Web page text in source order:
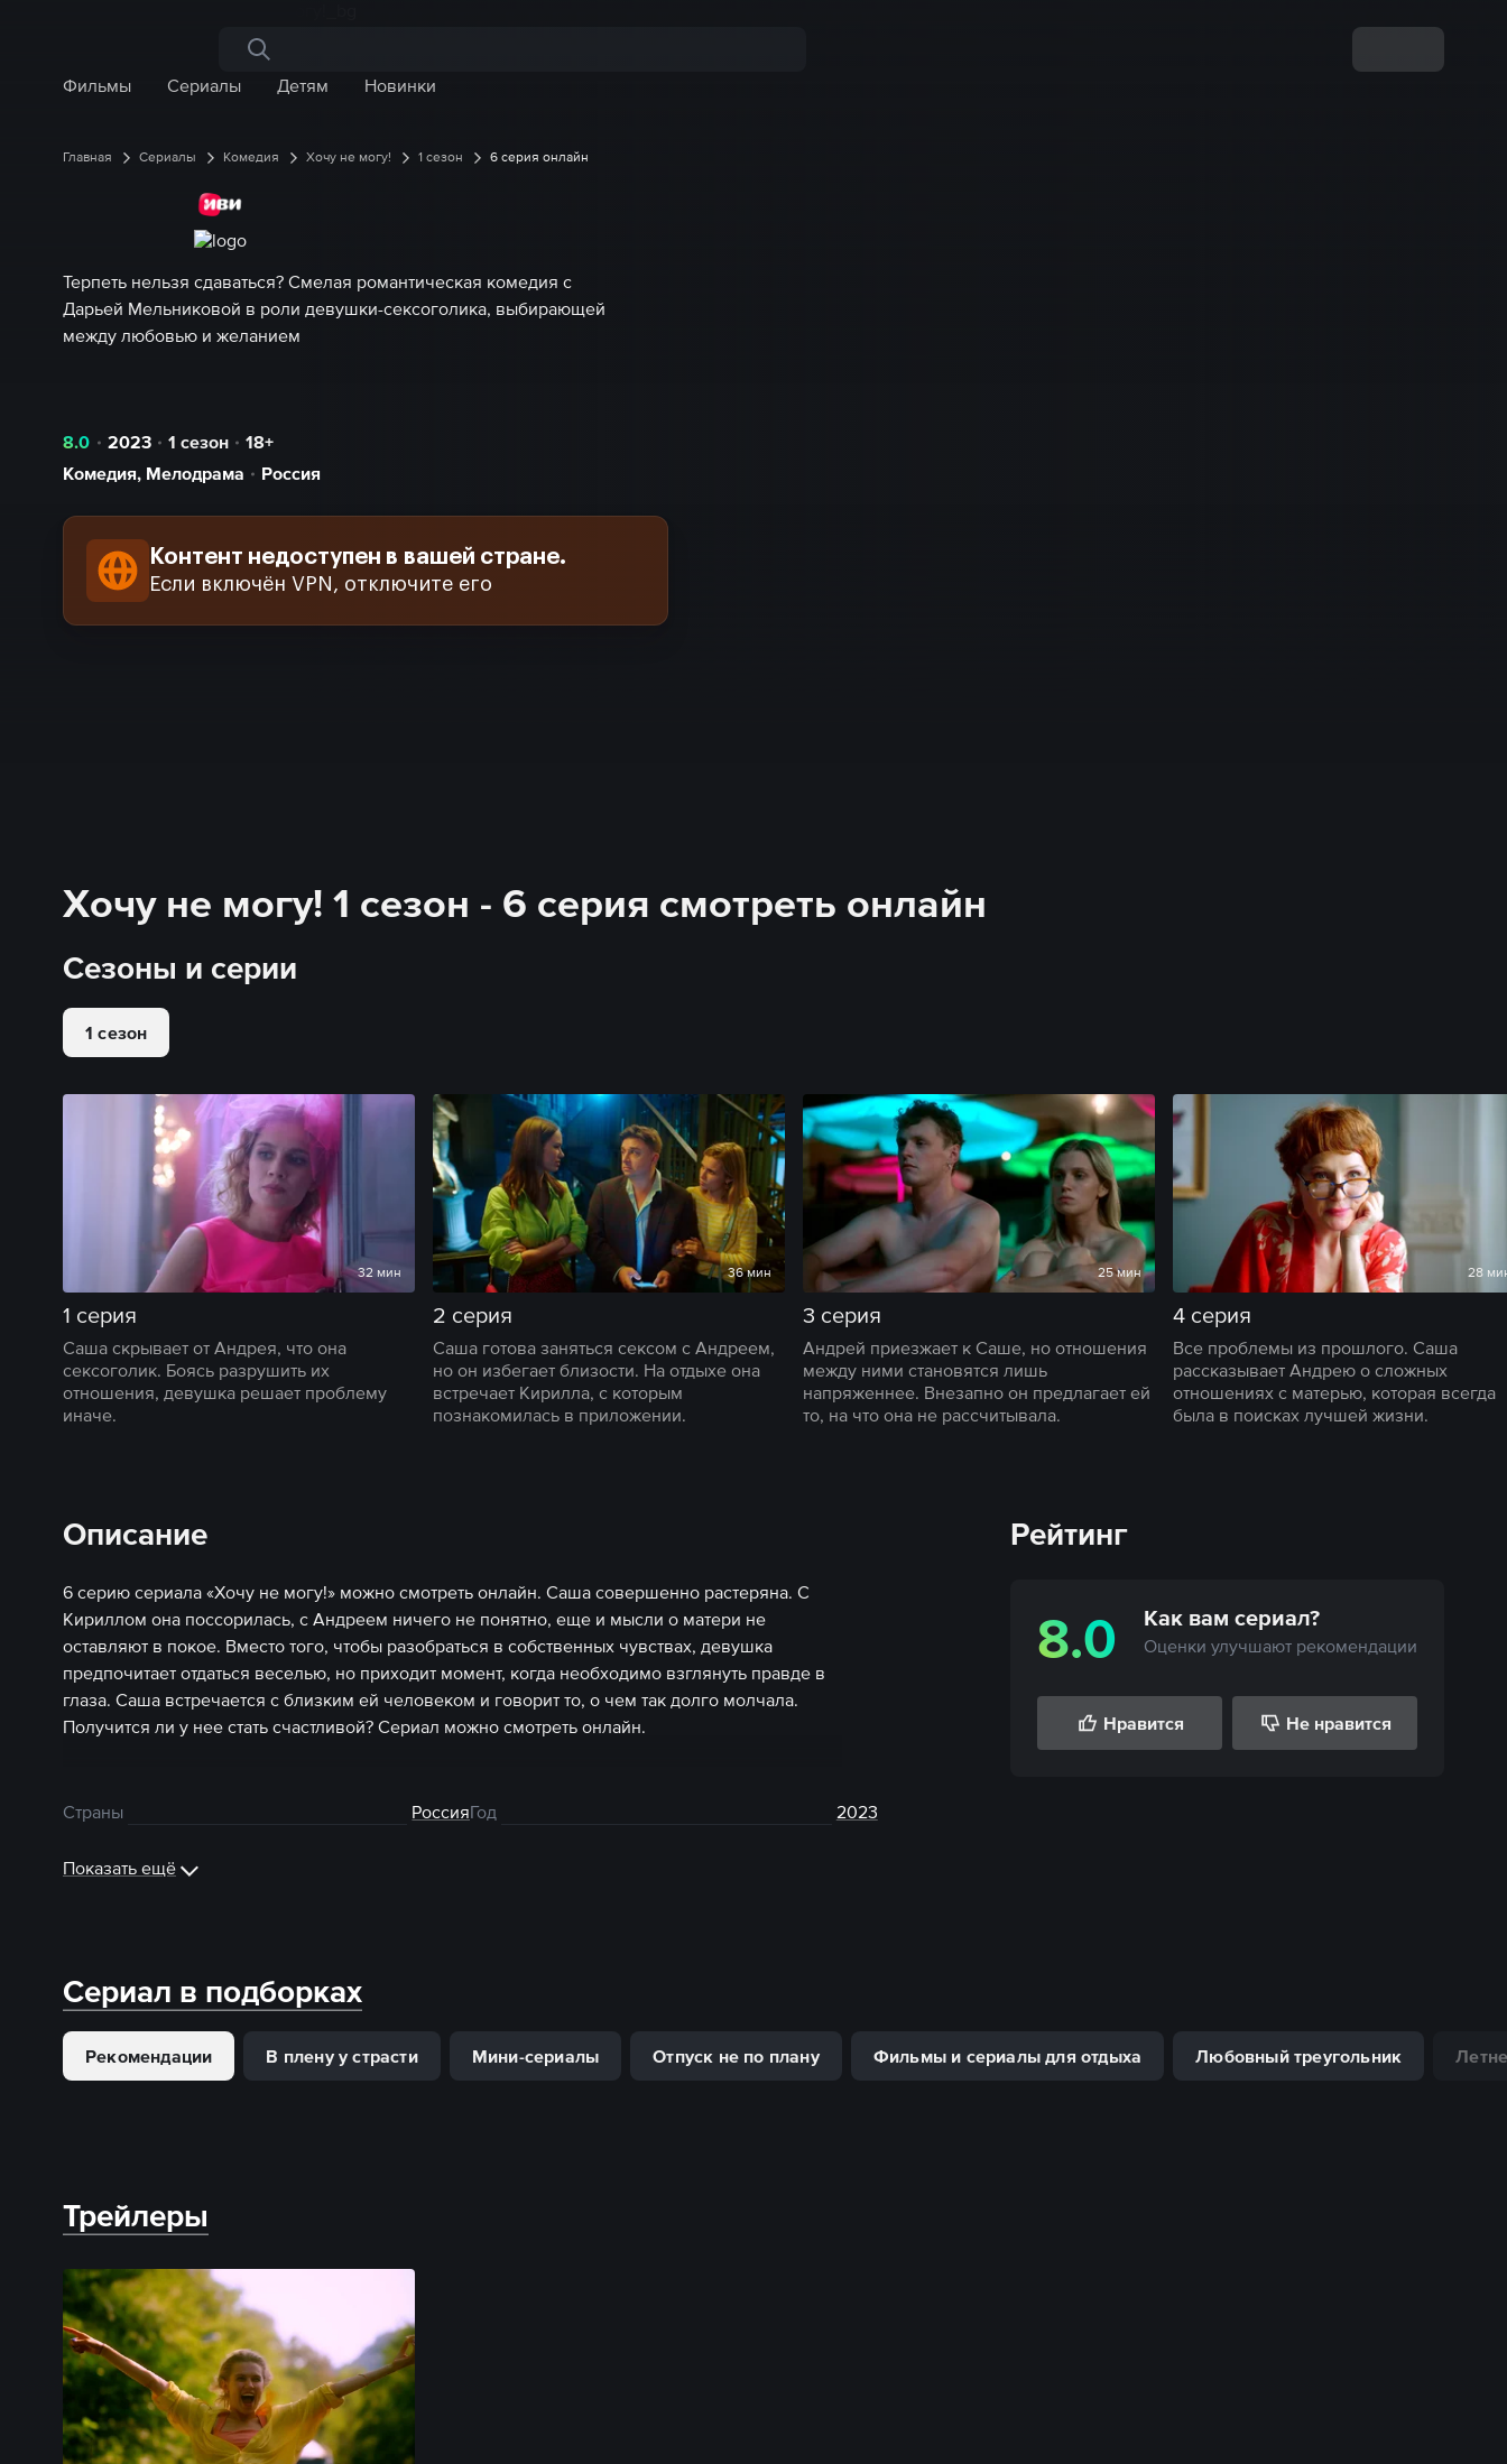
Поиск по сайту
Фильмы
Сериалы Детям Новинки
Главная Сериалы Комедия Хочу не могу! 1 сезон 6 серия онлайн
Терпеть нельзя сдаваться? Смелая романтическая комедия с
Дарьей Мельниковой в роли девушки-сексоголика, выбирающей
между любовью и желанием
8.0 2023 1 сезон
18+
Комедия, Мелодрама Россия
Контент недоступен в вашей стране.
Если включён VPN, отключите его
Хочу не могу! 1 сезон - 6 серия смотреть онлайн
Сезоны и серии
1 сезон
32 мин
1 серия
Саша скрывает от Андрея, что она
сексоголик. Боясь разрушить их
отношения, девушка решает проблему
иначе.
36 мин
2 серия
Саша готова заняться сексом с Андреем,
но он избегает близости. На отдыхе она
встречает Кирилла, с которым
познакомилась в приложении.
25 мин
3 серия
Андрей приезжает к Саше, но отношения
между ними становятся лишь
напряженнее. Внезапно он предлагает ей
то, на что она не рассчитывала.
28
4 серия
Все проблемы из прошлого. Саша
рассказывает Андрею о сложных
отношениях с матерью, которая всегда
была в поисках лучшей жизни.
Описание
6 серию сериала «Хочу не могу!» можно смотреть онлайн. Саша совершенно растеряна. С
Кириллом она поссорилась, с Андреем ничего не понятно, еще и мысли о матери не
оставляют в покое. Вместо того, чтобы разобраться в собственных чувствах, девушка
предпочитает отдаться веселью, но приходит момент, когда необходимо взглянуть правде в
глаза. Саша встречается с близким ей человеком и говорит то, о чем так долго молчала.
Получится ли у нее стать счастливой? Сериал можно смотреть онлайн.
Страны РоссияГод 2023
Показать ещё
Рейтинг
8.0 Как вам сериал?
Оценки улучшают рекомендации
Нравится Не нравится
Сериал в подборках
Рекомендации В плену у страсти Мини-сериалы Отпуск не по плану Фильмы и сериалы для отдыха Любовный треугольник
Трейлеры